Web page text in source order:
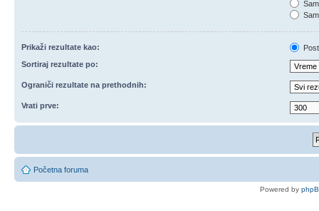
Prikaži rezultate kao:
Sortiraj rezultate po:
Ograniči rezultate na prethodnih:
Vrati prve:
Početna foruma
Powered by